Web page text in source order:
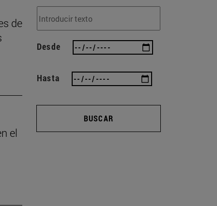
de
el
Desde
Hasta
BUSCAR